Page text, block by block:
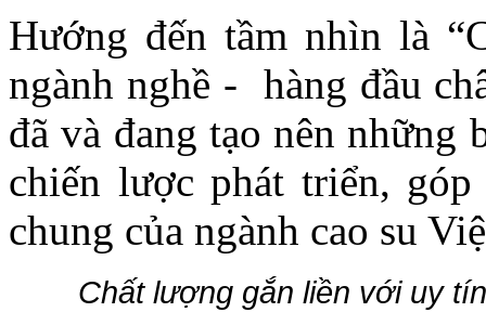
Hướng đến tầm nhìn là
ngành nghề - hàng đầu
đã và đang tạo nên những
chiến lược phát triển,
chung của ngành cao su
Chất lượng gắn liền với uy